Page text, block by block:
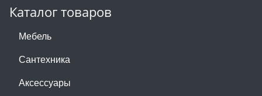
Каталог товаров
Мебель
Сантехника
Аксессуары